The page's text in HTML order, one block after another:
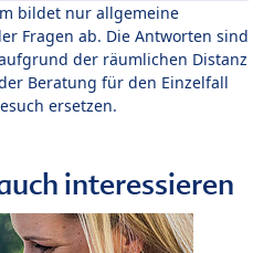
bildet nur allgemeine
Fragen ab. Die Antworten sind
der räumlichen Distanz
Beratung für den Einzelfall
ersetzen.
interessieren